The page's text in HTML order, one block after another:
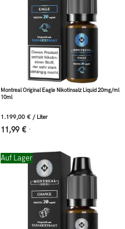
Montreal Original Eagle Nikotinsalz Liquid 20mg/ml
10ml
1.199,00 € / Liter
11,99 € *
Auf Lager